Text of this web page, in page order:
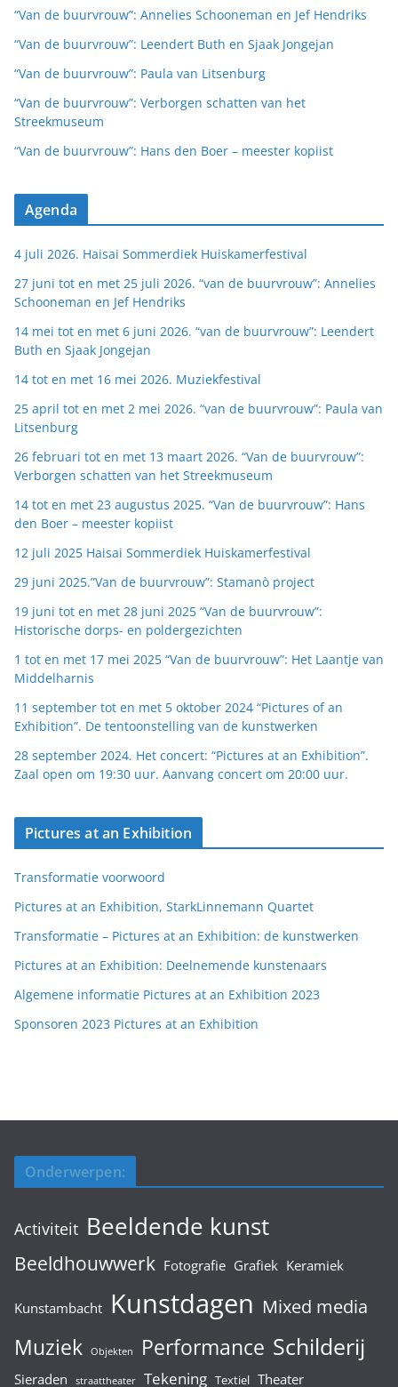
“Van de buurvrouw”: Annelies Schooneman en Jef Hendriks
“Van de buurvrouw”: Leendert Buth en Sjaak Jongejan
“Van de buurvrouw”: Paula van Litsenburg
“Van de buurvrouw”: Verborgen schatten van het
Streekmuseum
“Van de buurvrouw”: Hans den Boer – meester kopiist
Agenda
4 juli 2026. Haisai Sommerdiek Huiskamerfestival
27 juni tot en met 25 juli 2026. “van de buurvrouw”: Annelies
Schooneman en Jef Hendriks
14 mei tot en met 6 juni 2026. “van de buurvrouw”: Leendert
Buth en Sjaak Jongejan
14 tot en met 16 mei 2026. Muziekfestival
25 april tot en met 2 mei 2026. “van de buurvrouw”: Paula van
Litsenburg
26 februari tot en met 13 maart 2026. “Van de buurvrouw”:
Verborgen schatten van het Streekmuseum
14 tot en met 23 augustus 2025. “Van de buurvrouw”: Hans
den Boer – meester kopiist
12 juli 2025 Haisai Sommerdiek Huiskamerfestival
29 juni 2025.”Van de buurvrouw”: Stamanò project
19 juni tot en met 28 juni 2025 “Van de buurvrouw”:
Historische dorps- en poldergezichten
1 tot en met 17 mei 2025 “Van de buurvrouw”: Het Laantje van
Middelharnis
11 september tot en met 5 oktober 2024 “Pictures of an
Exhibition”. De tentoonstelling van de kunstwerken
28 september 2024. Het concert: “Pictures at an Exhibition”.
Zaal open om 19:30 uur. Aanvang concert om 20:00 uur.
Pictures at an Exhibition
Transformatie voorwoord
Pictures at an Exhibition, StarkLinnemann Quartet
Transformatie – Pictures at an Exhibition: de kunstwerken
Pictures at an Exhibition: Deelnemende kunstenaars
Algemene informatie Pictures at an Exhibition 2023
Sponsoren 2023 Pictures at an Exhibition
Onderwerpen:
Activiteit Beeldende kunst
Beeldhouwwerk Fotografie Grafiek Keramiek
Kunstambacht Kunstdagen Mixed media
Muziek Objekten Performance Schilderij
Sieraden straattheater Tekening Textiel Theater